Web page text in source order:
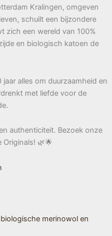
Kralingen, omgeven
schuilt een bijzondere
zich een wereld van 100%
en biologisch katoen de
alles om duurzaamheid en
met liefde voor de
authenticiteit. Bezoek onze
🌿🌟
merinowol en